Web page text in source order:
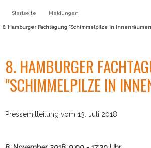
Startseite Meldungen
8. Hamburger Fachtagung "Schimmelpilze in
8. HAMBURGER
"SCHIMMELPILZE IN
Pressemitteilung vom 13. Juli 2018